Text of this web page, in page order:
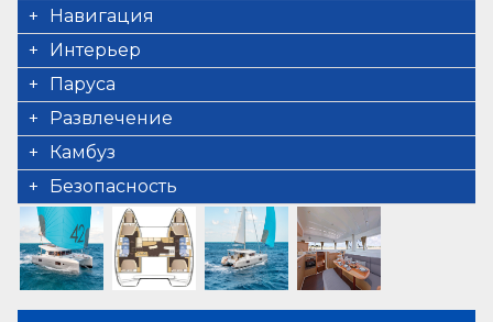
генератор
11KVA
опреснитель
60 l/h
Кондиционер
зарядное устройство для батареи
обратный преобразователь
обслуживаемый аккумулятор.сервисная
батарея
Подключение к береговому источнику
Навигация
автопилот
GPS картплоттер
инструментыдля измерения силы ветра,
скорости и глубины
Интерьер
Convertible table in salon
фены
биотуалет
Паруса
электрическая лебедка
Развлечение
FUSION sound system
Камбуз
кухонные принадлежности
Холодильник
Безопасность
VHF радио